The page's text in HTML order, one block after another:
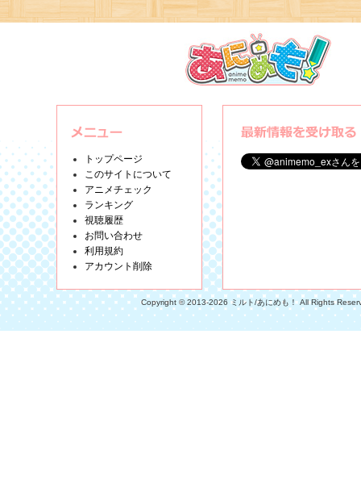
トップページ
このサイトについて
アニメチェック
ランキング
視聴履歴
お問い合わせ
利用規約
アカウント削除
Copyright © 2013-2026 ミルト/あにめも！ All Rights